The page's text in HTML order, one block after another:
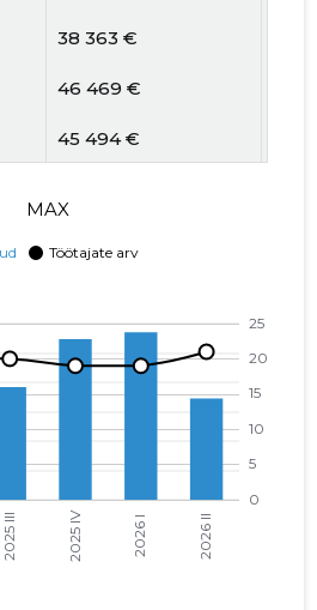
38 363 €
46 469 €
45 494 €
29 415 €
24 311 €
13 216 €
MAX